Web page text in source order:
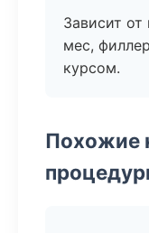
Зависит
мес,
курсом.
Похожие